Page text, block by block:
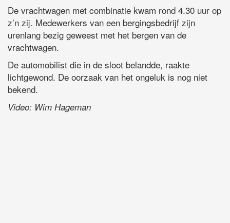
De vrachtwagen met combinatie kwam rond 4.30 uur op
z’n zij. Medewerkers van een bergingsbedrijf zijn
urenlang bezig geweest met het bergen van de
vrachtwagen.
De automobilist die in de sloot belandde, raakte
lichtgewond. De oorzaak van het ongeluk is nog niet
bekend.
Video: Wim Hageman